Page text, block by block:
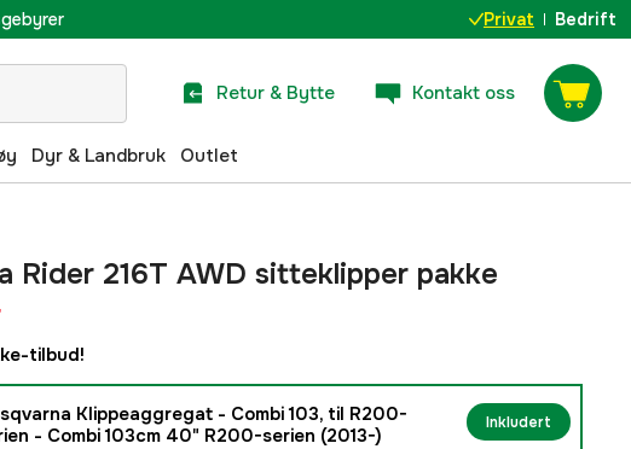
Privat Bedrift
Retur & Bytte Kontakt oss
Dyr & Landbruk Outlet
Rider 216T AWD sitteklipper pakke
tilbud!
Klippeaggregat - Combi 103, til R200-
- Combi 103cm 40" R200-serien (2013-)
Inkludert